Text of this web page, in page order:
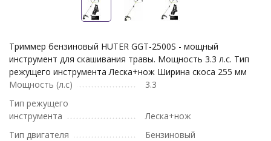
Триммер бензиновый HUTER GGT-2500S - мощный
инструмент для скашивания травы. Мощность 3.3 л.с. Тип
режущего инструмента Леска+нож Ширина скоса 255 мм
Мощность (л.с)
3.3
Тип режущего
инструмента
Леска+нож
Тип двигателя
Бензиновый